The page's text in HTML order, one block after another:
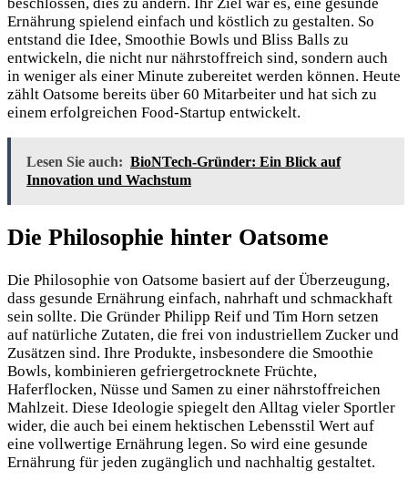
Ernährung spielend einfach und köstlich zu gestalten. So
entstand die Idee, Smoothie Bowls und Bliss Balls zu
entwickeln, die nicht nur nährstoffreich sind, sondern auch
in weniger als einer Minute zubereitet werden können. Heute
zählt Oatsome bereits über 60 Mitarbeiter und hat sich zu
einem erfolgreichen Food-Startup entwickelt.
Lesen Sie auch: BioNTech-Gründer: Ein Blick auf
Innovation und Wachstum
Die Philosophie hinter Oatsome
Die Philosophie von Oatsome basiert auf der Überzeugung,
dass gesunde Ernährung einfach, nahrhaft und schmackhaft
sein sollte. Die Gründer Philipp Reif und Tim Horn setzen
auf natürliche Zutaten, die frei von industriellem Zucker und
Zusätzen sind. Ihre Produkte, insbesondere die Smoothie
Bowls, kombinieren gefriergetrocknete Früchte,
Haferflocken, Nüsse und Samen zu einer nährstoffreichen
Mahlzeit. Diese Ideologie spiegelt den Alltag vieler Sportler
wider, die auch bei einem hektischen Lebensstil Wert auf
eine vollwertige Ernährung legen. So wird eine gesunde
Ernährung für jeden zugänglich und nachhaltig gestaltet.